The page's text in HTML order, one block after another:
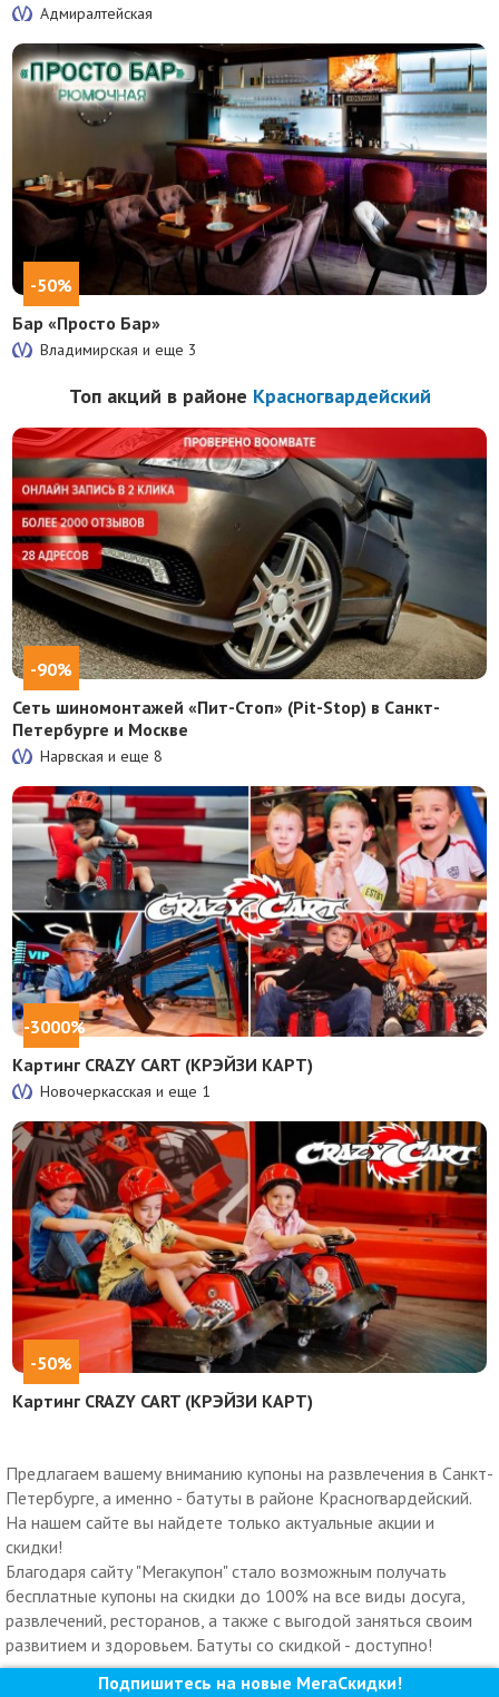
Адмиралтейская
-50%
Бар «Просто Бар»
Владимирская и еще 3
Топ акций в районе Красногвардейский
-90%
Сеть шиномонтажей «Пит-Стоп» (Pit-Stop) в Санкт-
Петербурге и Москве
Нарвская и еще8
-3000%
Картинг CRAZY CART (КРЭЙЗИ КАРТ)
Новочеркасская и еще 1
-50%
Картинг CRAZY CART (КРЭЙЗИ КАРТ)
Предлагаем вашему вниманию купоны на развлечения в Санкт-
Петербурге, а именно - батуты в районе Красногвардейский.
На нашем сайте вы найдете только актуальные акции и
скидки!
Благодаря сайту "Мегакупон" стало возможным получать
бесплатные купоны на скидки до 100% на все виды досуга,
развлечений, ресторанов, а также с выгодой заняться своим
развитием и здоровьем. Батуты со скидкой - доступно!
Подпишитесь на новые МегаСкидки!